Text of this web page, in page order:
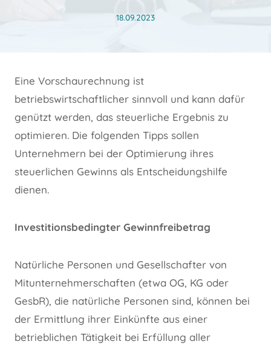
18.09.2023
Eine Vorschaurechnung ist
betriebswirtschaftlicher sinnvoll und kann dafür
genützt werden, das steuerliche Ergebnis zu
optimieren. Die folgenden Tipps sollen
Unternehmern bei der Optimierung ihres
steuerlichen Gewinns als Entscheidungshilfe
dienen.
Investitionsbedingter Gewinnfreibetrag
Natürliche Personen und Gesellschafter von
Mitunternehmerschaften (etwa OG, KG oder
GesbR), die natürliche Personen sind, können bei
der Ermittlung ihrer Einkünfte aus einer
betrieblichen Tätigkeit bei Erfüllung aller